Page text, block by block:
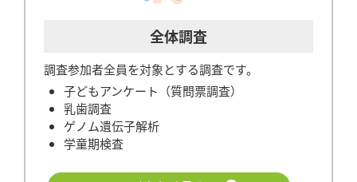
全体調査
調査参加者全員を対象とする調査です。
子どもアンケート（質問票調査）
乳歯調査
ゲノム遺伝子解析
学童期検査